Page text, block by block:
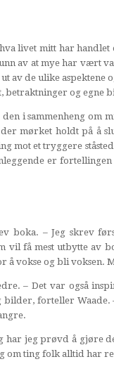
livet mitt har handlet
av at mye har vært
av de ulike aspektene
betraktninger og egne
i sammenheng om
mørket holdt på å
mot et tryggere
er fortellingen
boka. – Jeg skrev
vil få mest utbytte av
å vokse og bli voksen.
– Det var også
forteller Waade.
har jeg prøvd å gjøre
om ting folk alltid har